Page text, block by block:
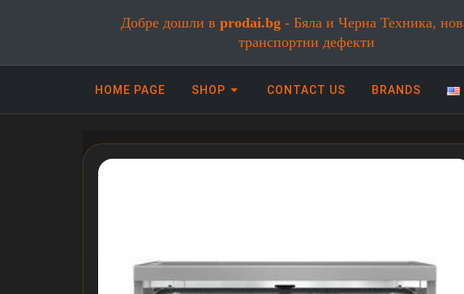
Добре дошли вprodai.bg - Бяла и Черна Техника,
транспортни дефекти
HOME PAGE SHOP CONTACT US BRANDS